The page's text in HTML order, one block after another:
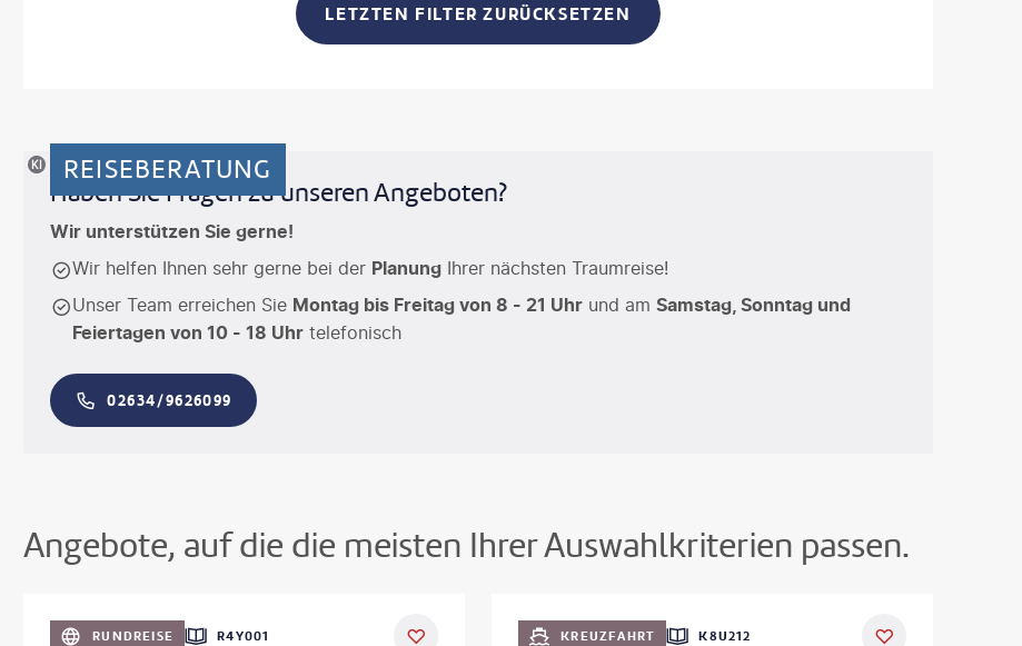
LETZTEN FILTER ZURÜCKSETZEN
generiertes MotivREISEBERATUNG
Haben Sie Fragen zu unseren Angeboten?
Wir unterstützen Sie gerne!
Wir helfen Ihnen sehr gerne bei der Planung Ihrer nächsten Traumreise!
Unser Team erreichen Sie Montag bis Freitag von 8 - 21 Uhr und am Samstag, Sonntag und
Feiertagen von 10 - 18 Uhr telefonisch
02634/9626099
Angebote, auf die die meisten Ihrer Auswahlkriterien passen.
RUNDREISE R4Y001 KREUZFAHRT K8U212